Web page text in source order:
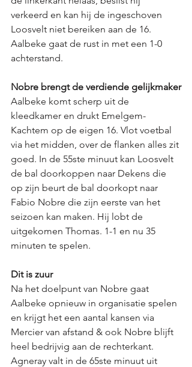
verkeerd en kan hij de ingeschoven
Loosvelt niet bereiken aan de 16.
Aalbeke gaat de rust in met een 1-0
achterstand.
Nobre brengt de verdiende gelijkmaker
Aalbeke komt scherp uit de
kleedkamer en drukt Emelgem-
Kachtem op de eigen 16. Vlot voetbal
via het midden, over de flanken alles zit
goed. In de 55ste minuut kan Loosvelt
de bal doorkoppen naar Dekens die
op zijn beurt de bal doorkopt naar
Fabio Nobre die zijn eerste van het
seizoen kan maken. Hij lobt de
uitgekomen Thomas. 1-1 en nu 35
minuten te spelen.
Dit is zuur
Na het doelpunt van Nobre gaat
Aalbeke opnieuw in organisatie spelen
en krijgt het een aantal kansen via
Mercier van afstand & ook Nobre blijft
heel bedrijvig aan de rechterkant.
Agneray valt in de 65ste minuut uit